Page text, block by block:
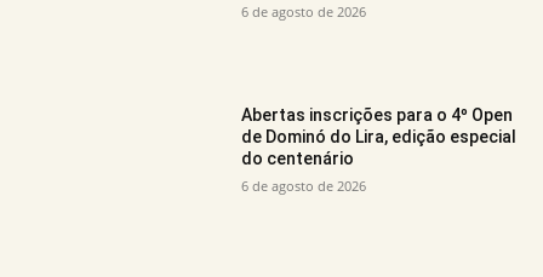
6 de agosto de 2026
Abertas inscrições para o 4º Open
de Dominó do Lira, edição especial
do centenário
6 de agosto de 2026